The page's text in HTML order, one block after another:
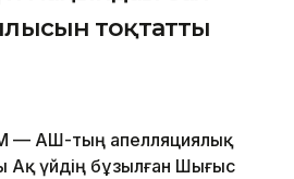
тоқтатты
— АҚШ-тың апелляциялық
Ақ үйдің бұзылған Шығыс